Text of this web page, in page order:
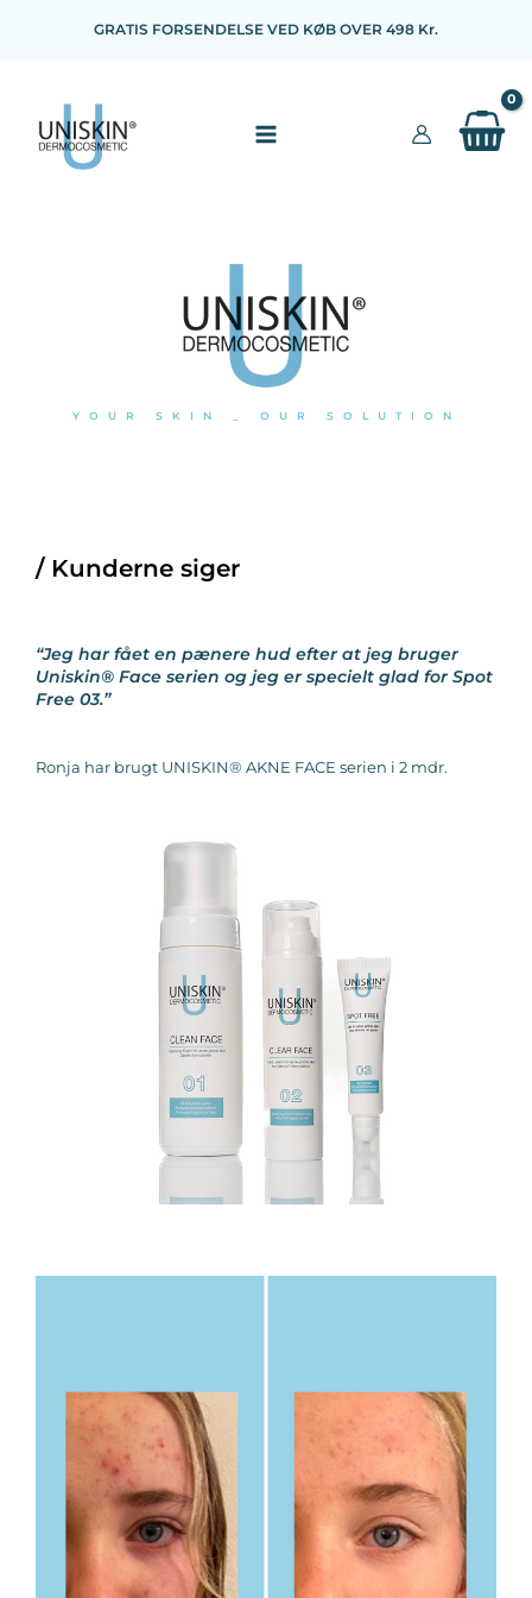
GRATIS FORSENDELSE VED KØB OVER 498 Kr.
YOUR SKIN _ OUR SOLUTION
/ Kunderne siger
“Jeg har fået en pænere hud efter at jeg bruger
Uniskin® Face serien og jeg er specielt glad for Spot
Free 03.”
Ronja har brugt UNISKIN® AKNE FACE serien i 2 mdr.